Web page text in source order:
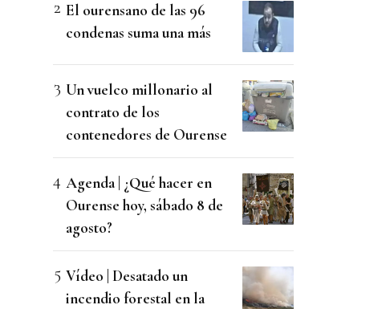
El ourensano de las 96
condenas suma una más
Un vuelco millonario al
contrato de los
contenedores de Ourense
Agenda | ¿Qué hacer en
Ourense hoy, sábado 8 de
agosto?
Vídeo | Desatado un
incendio forestal en la